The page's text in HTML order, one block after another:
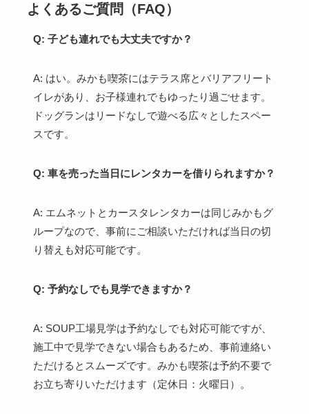
よくあるご質問（FAQ）
Q: 子ども連れでも大丈夫ですか？
A: はい。みかも喫茶にはテラス席とバリアフリート
イレがあり、お子様連れでもゆったり過ごせます。
ドッグランはリードなしで遊べる広々としたスペー
スです。
Q: 車を売った当日にレンタカーを借りられますか？
A: エムネットとカースタレンタカーは同じみかもグ
ループなので、事前にご相談いただければ当日の切
り替えも対応可能です。
Q: 予約なしでも見学できますか？
A: SOUP工場見学は予約なしでも対応可能ですが、
施工中で見学できない場合もあるため、事前連絡い
ただけるとスムーズです。みかも喫茶は予約不要で
お立ち寄りいただけます（定休日：火曜日）。